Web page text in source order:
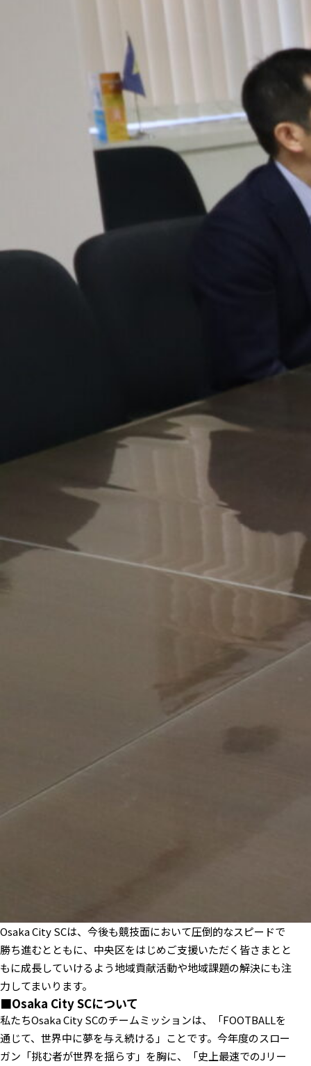
Osaka City SCは、今後も競技面において圧倒的なスピードで
勝ち進むとともに、中央区をはじめご支援いただく皆さまとと
もに成長していけるよう地域貢献活動や地域課題の解決にも注
力してまいります。
■Osaka City SCについて
私たちOsaka City SCのチームミッションは、「FOOTBALLを
通じて、世界中に夢を与え続ける」ことです。今年度のスロー
ガン「挑む者が世界を揺らす」を胸に、「史上最速でのJリー